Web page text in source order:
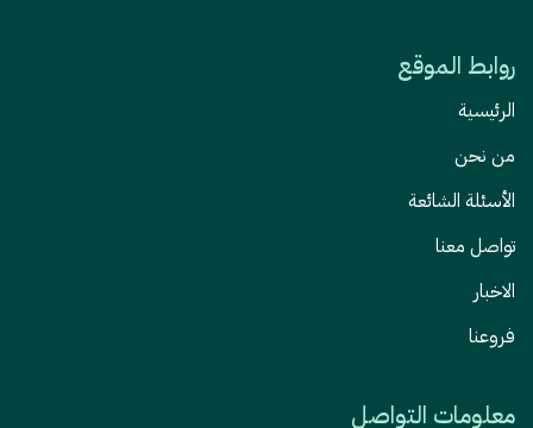
روابط الموقع
الرئيسية
من نحن
الأسئلة الشائعة
تواصل معنا
الاخبار
فروعنا
معلومات التواصل